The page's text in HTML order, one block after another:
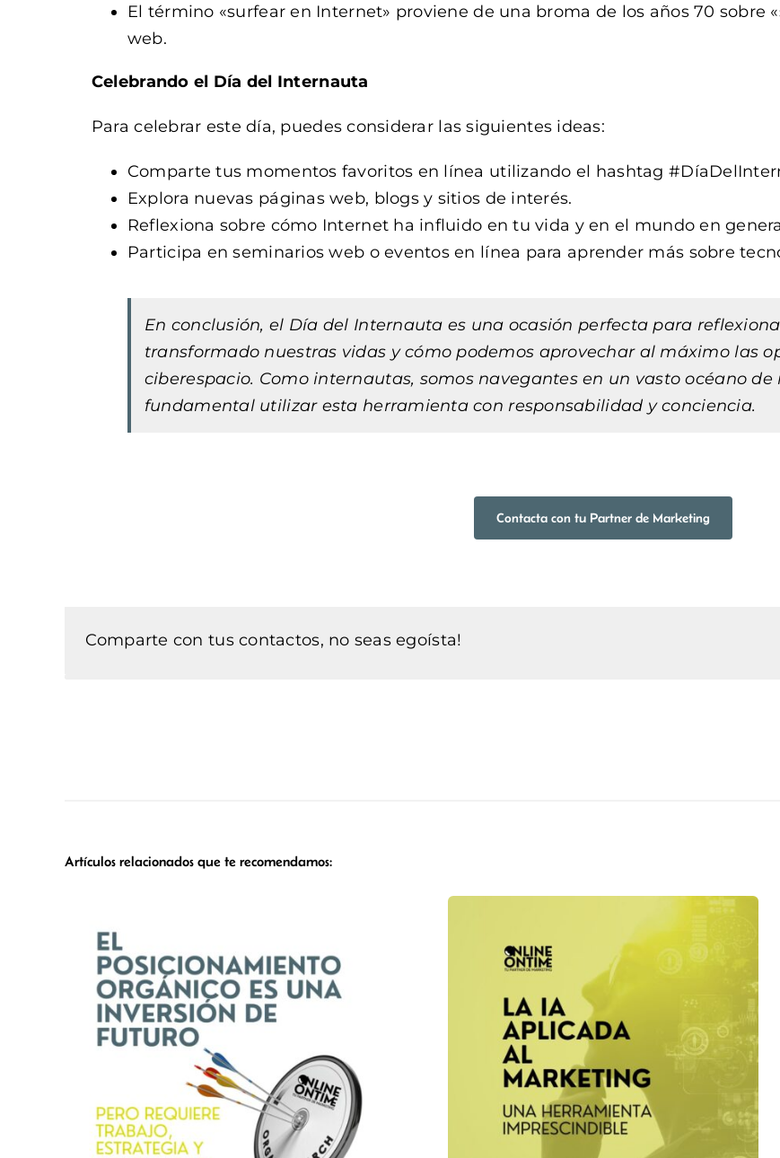
El término «surfear en Internet» proviene de una broma de los años 70 sobre
web.
Celebrando el Día del Internauta
Para celebrar este día, puedes considerar las siguientes ideas:
Comparte tus momentos favoritos en línea utilizando el hashtag
Explora nuevas páginas web, blogs y sitios de interés.
Reflexiona sobre cómo Internet ha influido en tu vida y en el mundo en
Participa en seminarios web o eventos en línea para aprender más sobre
En conclusión, el Día del Internauta es una ocasión perfecta para
transformado nuestras vidas y cómo podemos aprovechar al máximo las
ciberespacio. Como internautas, somos navegantes en un vasto océano
fundamental utilizar esta herramienta con responsabilidad y conciencia.
Contacta con tu Partner de Marketing
Comparte con tus contactos, no seas egoísta!
Artículos relacionados que te recomendamos: